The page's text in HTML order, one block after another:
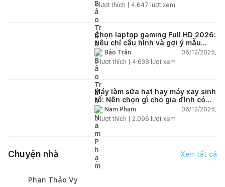
1lượt thích | 4.647 lượt xem
Chọn laptop gaming Full HD 2026:
tiêu chí cấu hình và gợi ý mẫu
đáng mua
Bảo Trần
06/12/2025,
0lượt thích | 4.638 lượt xem
Máy làm sữa hạt hay máy xay sinh
tố: Nên chọn gì cho gia đình có
trẻ nhỏ (2–4 người)?
Nam Phạm
06/12/2025,
0lượt thích | 2.096 lượt xem
Chuyện nhà Xem tất cả
Phan Thảo Vy